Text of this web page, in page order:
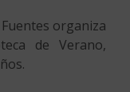
organiza
de Verano,